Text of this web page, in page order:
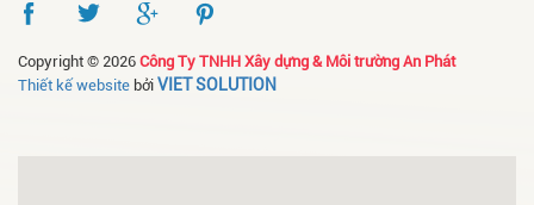
Copyright © 2026 Công Ty TNHH Xây dựng & Môi trường An Phát
Thiết kế website bởi VIET SOLUTION